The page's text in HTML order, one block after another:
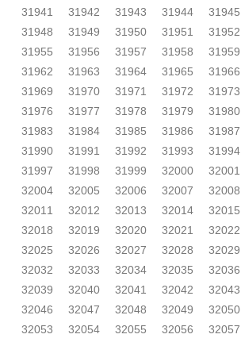
31941
31942 31943 31944 31945
31948
31949 31950 31951 31952
31955
31956 31957 31958 31959
31962
31963 31964 31965 31966
31969
31970 31971 31972 31973
31976
31977 31978 31979 31980
31983
31984 31985 31986 31987
31990
31991 31992 31993 31994
31997
31998 31999 32000 32001
32004
32005 32006 32007 32008
32011
32012 32013 32014 32015
32018
32019 32020 32021 32022
32025
32026 32027 32028 32029
32032
32033 32034 32035 32036
32039
32040 32041 32042 32043
32046
32047 32048 32049 32050
32053
32054 32055 32056 32057